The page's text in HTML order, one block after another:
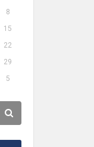
8
15
22
29
5